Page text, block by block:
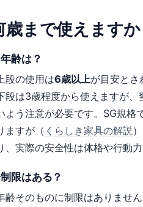
歳まで使えます
齢は？
段の使用は6歳以上が目安とさ
段は3歳程度から使えますが
よう注意が必要です。SG規格
ますが（ くらしき家具の解説
、実際の安全性は体格や行動
限はある？
齢そのものに制限はありませ